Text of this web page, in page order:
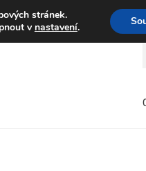
Volejte po-pá 9-16
stránek.
v nastavení.